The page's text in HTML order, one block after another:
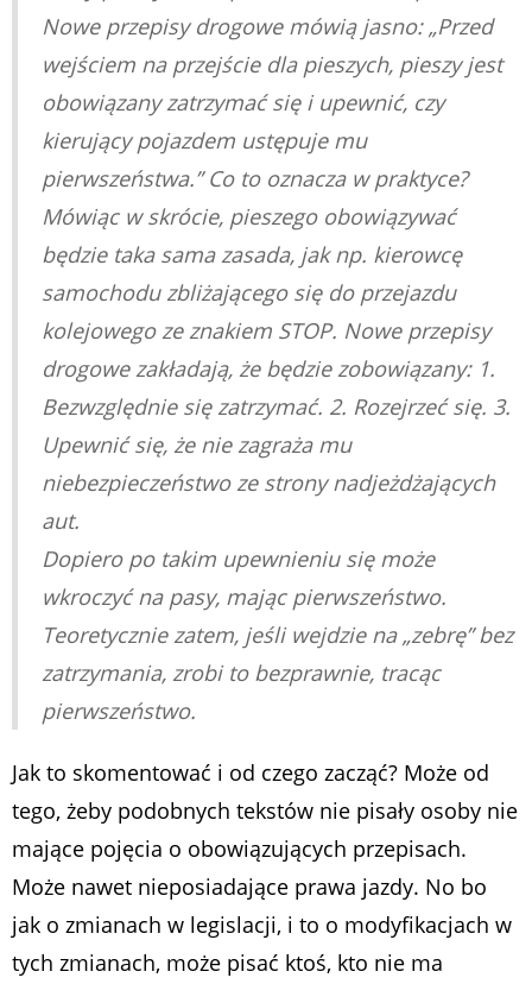
Nowe przepisy drogowe mówią jasno: „Przed
wejściem na przejście dla pieszych, pieszy jest
obowiązany zatrzymać się i upewnić, czy
kierujący pojazdem ustępuje mu
pierwszeństwa.” Co to oznacza w praktyce?
Mówiąc w skrócie, pieszego obowiązywać
będzie taka sama zasada, jak np. kierowcę
samochodu zbliżającego się do przejazdu
kolejowego ze znakiem STOP. Nowe przepisy
drogowe zakładają, że będzie zobowiązany: 1.
Bezwzględnie się zatrzymać. 2. Rozejrzeć się. 3.
Upewnić się, że nie zagraża mu
niebezpieczeństwo ze strony nadjeżdżających
aut.
Dopiero po takim upewnieniu się może
wkroczyć na pasy, mając pierwszeństwo.
Teoretycznie zatem, jeśli wejdzie na „zebrę” bez
zatrzymania, zrobi to bezprawnie, tracąc
pierwszeństwo.
Jak to skomentować i od czego zacząć? Może od
tego, żeby podobnych tekstów nie pisały osoby nie
mające pojęcia o obowiązujących przepisach.
Może nawet nieposiadające prawa jazdy. No bo
jak o zmianach w legislacji, i to o modyfikacjach w
tych zmianach, może pisać ktoś, kto nie ma